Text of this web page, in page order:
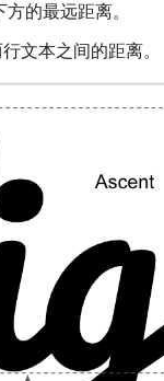
的最远距离。
文本之间的距离。